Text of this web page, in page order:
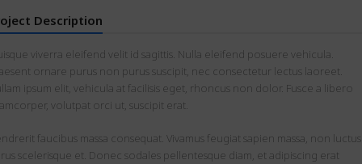
Description
viverra eleifend velit id sagittis. Nulla eleifend posuere vehicula.
ornare purus non purus suscipit, nec consectetur lectus laoreet.
ipsum elit, vehicula at facilisis eget, rhoncus non dolor. Fusce a libero
volutpat orci ut, suscipit erat.
faucibus massa consequat. Vivamus feugiat sapien massa, non luctus
scelerisque et. Donec sodales pellentesque diam, et adipiscing erat